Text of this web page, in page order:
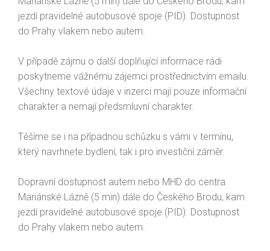
jezdí pravidelné autobusové spoje (PID). Dostupnost
do Prahy vlakem nebo autem.
V případě zájmu o další doplňující informace rádi
poskytneme vážnému zájemci prostřednictvím emailu.
Všechny textové údaje v inzerci mají pouze informační
charakter a nemají předsmluvní charakter.
Těšíme se i na případnou schůzku s vámi v termínu,
který navrhnete.bydlení, tak i pro investiční záměr.
Dopravní dostupnost autem nebo MHD do centra
Mariánské Lázně (5 min) dále do Českého Brodu, kam
jezdí pravidelné autobusové spoje (PID). Dostupnost
do Prahy vlakem nebo autem.